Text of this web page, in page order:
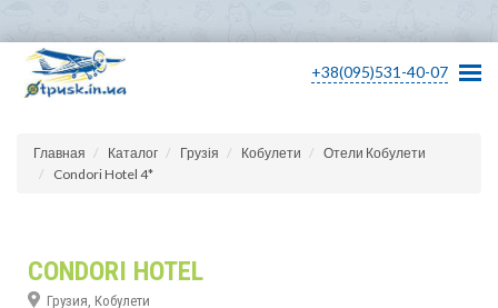
+38(095)531-40-07
Главная Каталог Грузія Кобулети
Отели Кобулети
Condori Hotel 4*
CONDORI HOTEL
Грузия, Кобулети